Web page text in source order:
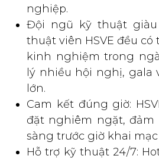
nghiệp.
Đội ngũ kỹ thuật
thuật viên HSVE đều
kinh nghiệm trong
lý nhiều hội nghị, gala
lớn.
Cam kết đúng giờ:
đặt nghiêm ngặt, đảm
sàng trước giờ khai
Hỗ trợ kỹ thuật 24/7: